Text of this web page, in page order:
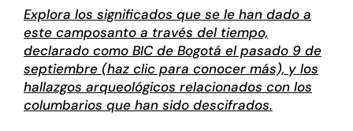
Explora los significados que se le han dado a
este camposanto a través del tiempo,
declarado como BIC de Bogotá el pasado 9 de
septiembre (haz clic para conocer más), y los
hallazgos arqueológicos relacionados con los
columbarios que han sido descifrados.